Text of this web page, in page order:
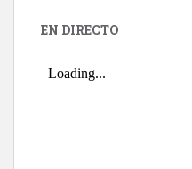
EN DIRECTO